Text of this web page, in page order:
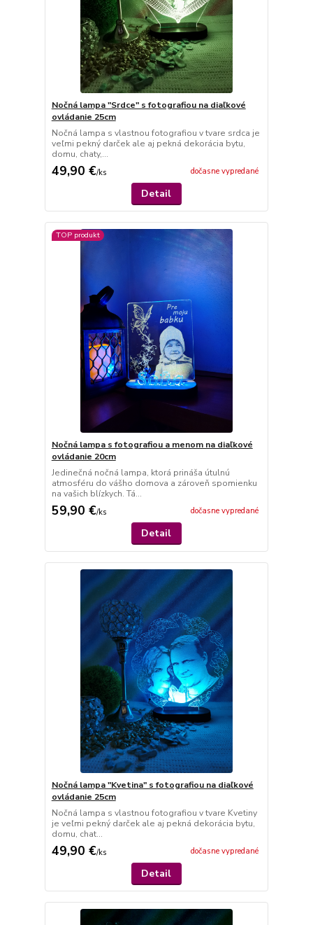
Nočná lampa "Srdce" s fotografiou na diaľkové
ovládanie 25cm
Nočná lampa s vlastnou fotografiou v tvare srdca je
veľmi pekný darček ale aj pekná dekorácia bytu,
domu, chaty,...
49,90 €/ks dočasne vypredané
Detail
TOP produkt
Nočná lampa s fotografiou a menom na diaľkové
ovládanie 20cm
Jedinečná nočná lampa, ktorá prináša útulnú
atmosféru do vášho domova a zároveň spomienku
na vašich blízkych. Tá...
59,90 €/ks dočasne vypredané
Detail
Nočná lampa "Kvetina" s fotografiou na diaľkové
ovládanie 25cm
Nočná lampa s vlastnou fotografiou v tvare Kvetiny
je veľmi pekný darček ale aj pekná dekorácia bytu,
domu, chat...
49,90 €/ks dočasne vypredané
Detail